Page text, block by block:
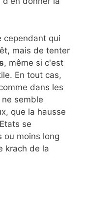
cependant qui
mais de tenter
, même si c'est
En tout cas,
dans les
semble
que la hausse
se
ou moins long
krach de la